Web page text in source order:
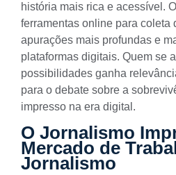
história mais rica e acessível.
ferramentas online para coleta
apurações mais profundas e
plataformas digitais. Quem se
possibilidades ganha
para o debate sobre a
impresso na era digital.
O Jornalismo
Mercado de
Jornalismo